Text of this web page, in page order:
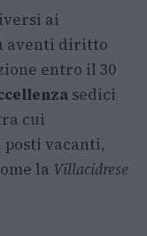
ai
aventi diritto
entro il 30
sedici
cui
posti vacanti,
la Villacidrese